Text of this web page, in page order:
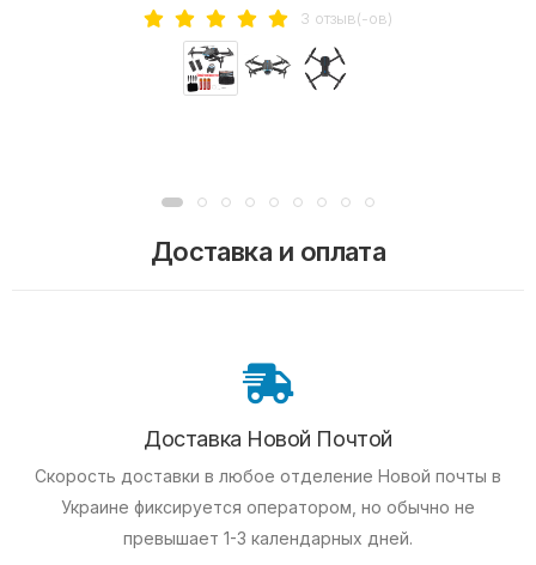
3 отзыв(-ов)
Доставка и оплата
Доставка Новой Почтой
Скорость доставки в любое отделение Новой почты в
Украине фиксируется оператором, но обычно не
превышает 1-3 календарных дней.